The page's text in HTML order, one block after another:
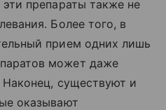
препараты также не
Более того, в
прием одних лишь
может даже
существуют и
оказывают